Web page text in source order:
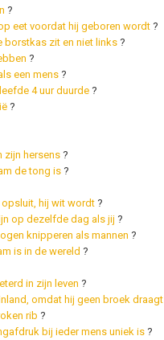
?
eet voordat hij geboren wordt ?
borstkas zit en niet links ?
?
een mens ?
4 uur duurde ?
?
zijn hersens ?
de tong is ?
opsluit, hij wit wordt ?
op dezelfde dag als jij ?
knipperen als mannen ?
is in de wereld ?
in zijn leven ?
omdat hij geen broek draagt
rib ?
bij ieder mens uniek is ?